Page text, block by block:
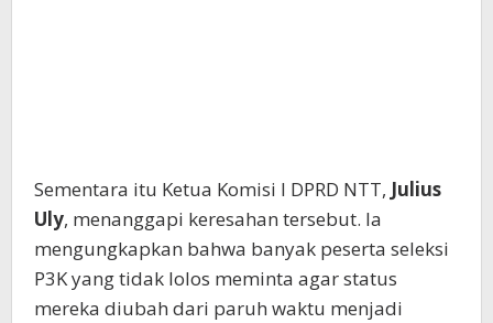
Sementara itu Ketua Komisi I DPRD NTT, Julius
Uly, menanggapi keresahan tersebut. Ia
mengungkapkan bahwa banyak peserta seleksi
P3K yang tidak lolos meminta agar status
mereka diubah dari paruh waktu menjadi